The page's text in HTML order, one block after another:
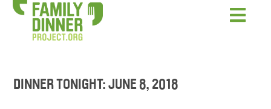
DINNER TONIGHT: JUNE 8, 2018